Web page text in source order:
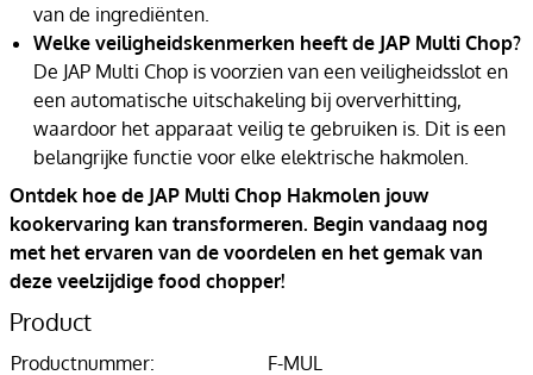
van de ingrediënten.
Welke veiligheidskenmerken heeft de JAP Multi Chop?
De JAP Multi Chop is voorzien van een veiligheidsslot en
een automatische uitschakeling bij oververhitting,
waardoor het apparaat veilig te gebruiken is. Dit is een
belangrijke functie voor elke elektrische hakmolen.
Ontdek hoe de JAP Multi Chop Hakmolen jouw
kookervaring kan transformeren. Begin vandaag nog
met het ervaren van de voordelen en het gemak van
deze veelzijdige food chopper!
Product
Productnummer:
F-MUL